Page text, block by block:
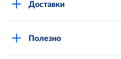
Доставки
Полезно